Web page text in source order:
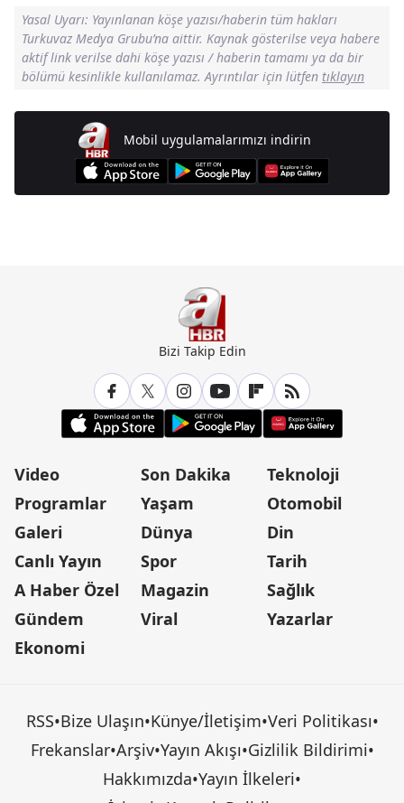
Yasal Uyarı: Yayınlanan köşe yazısı/haberin tüm hakları
Turkuvaz Medya Grubu’na aittir. Kaynak gösterilse veya habere
aktif link verilse dahi köşe yazısı / haberin tamamı ya da bir
bölümü kesinlikle kullanılamaz. Ayrıntılar için lütfen tıklayın
Mobil uygulamalarımızı indirin
Bizi Takip Edin
Video
Programlar
Galeri
Canlı Yayın
A Haber Özel
Gündem
Ekonomi
Son Dakika
Yaşam
Dünya
Spor
Magazin
Viral
Teknoloji
Otomobil
Din
Tarih
Sağlık
Yazarlar
RSS•Bize Ulaşın•Künye/İletişim•Veri Politikası•
Frekanslar•Arşiv•Yayın Akışı•Gizlilik Bildirimi•
Hakkımızda•Yayın İlkeleri•